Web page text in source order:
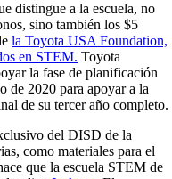
distingue a la escuela, no
sino también los $5
la Toyota USA Foundation,
​​en STEM. Toyota
la fase de planificación
de 2020 para apoyar a la
de su tercer año completo.
del DISD de la
como materiales para el
que la escuela STEM de